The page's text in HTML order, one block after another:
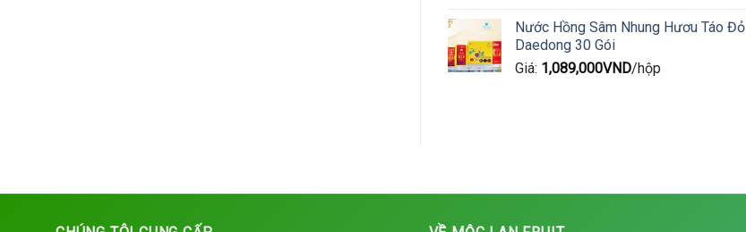
Nước Hồng Sâm Nhung Hươu Táo Đỏ
Daedong 30 Gói
Giá: 1,089,000VND/hộp